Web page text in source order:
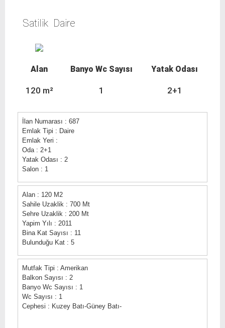
Satilik Daire
Alan Banyo Wc Sayısı Yatak Odası
120 m² 1 2+1
İlan Numarası : 687
Emlak Tipi : Daire
Emlak Yeri :
Oda : 2+1
Yatak Odası : 2
Salon : 1
Alan : 120 M2
Sahile Uzaklik : 700 Mt
Sehre Uzaklik : 200 Mt
Yapim Yılı : 2011
Bina Kat Sayısı : 11
Bulunduğu Kat : 5
Mutfak Tipi : Amerikan
Balkon Sayısı : 2
Banyo Wc Sayısı : 1
Wc Sayısı : 1
Cephesi : Kuzey Batı-Güney Batı-